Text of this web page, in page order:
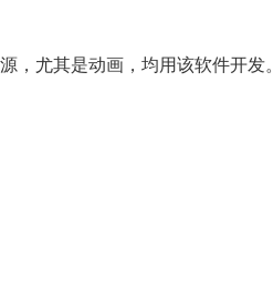
尤其是动画，均用该软件开发。